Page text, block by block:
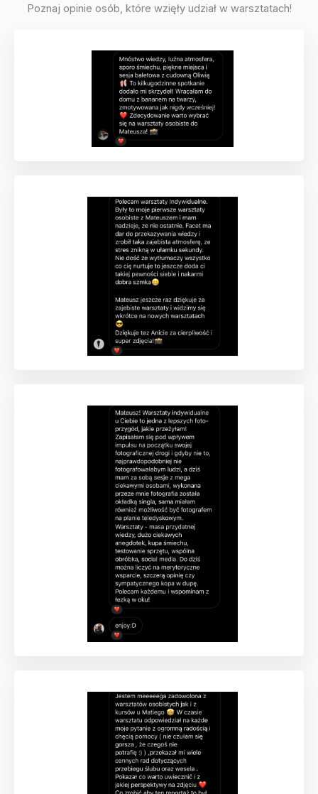
Poznaj opinie osób, które wzięły udział w warsztatach!